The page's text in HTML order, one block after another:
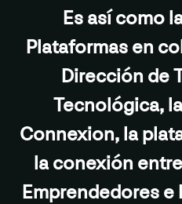
Es así como
Plataformas en
Dirección de
Tecnológica,
Connexion, la
la conexión
Emprendedores e